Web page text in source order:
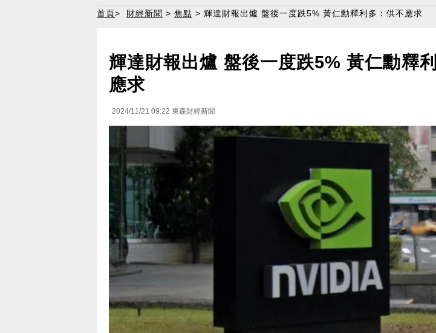
首頁> 財經新聞 > 焦點 > 輝達財報出爐 盤後一度跌5% 黃仁勳釋利多：供不應求
輝達財報出爐 盤後一度跌5% 黃仁勳釋
應求
2024/11/21 09:22 東森財經新聞